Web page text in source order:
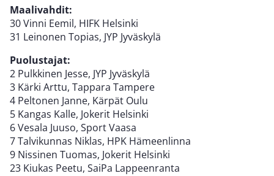
Maalivahdit:
30 Vinni Eemil, HIFK Helsinki
31 Leinonen Topias, JYP Jyväskylä
Puolustajat:
2 Pulkkinen Jesse, JYP Jyväskylä
3 Kärki Arttu, Tappara Tampere
4 Peltonen Janne, Kärpät Oulu
5 Kangas Kalle, Jokerit Helsinki
6 Vesala Juuso, Sport Vaasa
7 Talvikunnas Niklas, HPK Hämeenlinna
9 Nissinen Tuomas, Jokerit Helsinki
23 Kiukas Peetu, SaiPa Lappeenranta